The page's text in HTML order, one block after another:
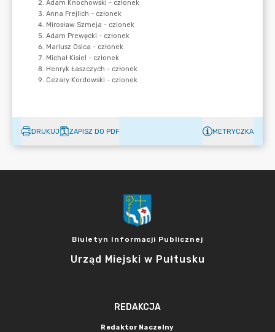
DRUKUJ ZAPISZ DO PDF METRYCZKA
Biuletyn Informacji Publicznej
Urząd Miejski w Pułtusku
REDAKCJA
Redaktor Naczelny